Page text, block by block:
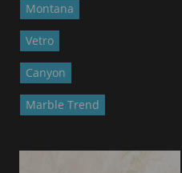
Montana
Vetro
Canyon
Marble Trend